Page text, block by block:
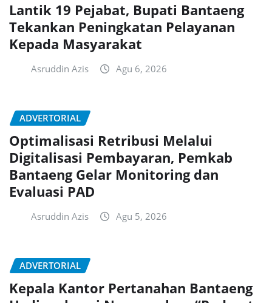
Lantik 19 Pejabat, Bupati Bantaeng
Tekankan Peningkatan Pelayanan
Kepada Masyarakat
Asruddin Azis Agu 6, 2026
ADVERTORIAL
Optimalisasi Retribusi Melalui
Digitalisasi Pembayaran, Pemkab
Bantaeng Gelar Monitoring dan
Evaluasi PAD
Asruddin Azis Agu 5, 2026
ADVERTORIAL
Kepala Kantor Pertanahan Bantaeng